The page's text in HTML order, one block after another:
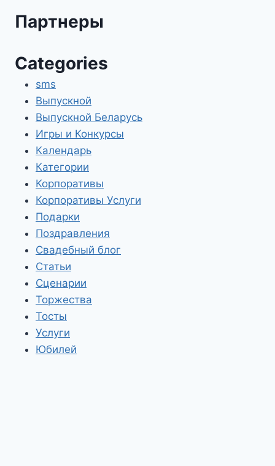
Партнеры
Categories
sms
Выпускной
Выпускной Беларусь
Игры и Конкурсы
Календарь
Категории
Корпоративы
Корпоративы Услуги
Подарки
Поздравления
Свадебный блог
Статьи
Сценарии
Торжества
Тосты
Услуги
Юбилей